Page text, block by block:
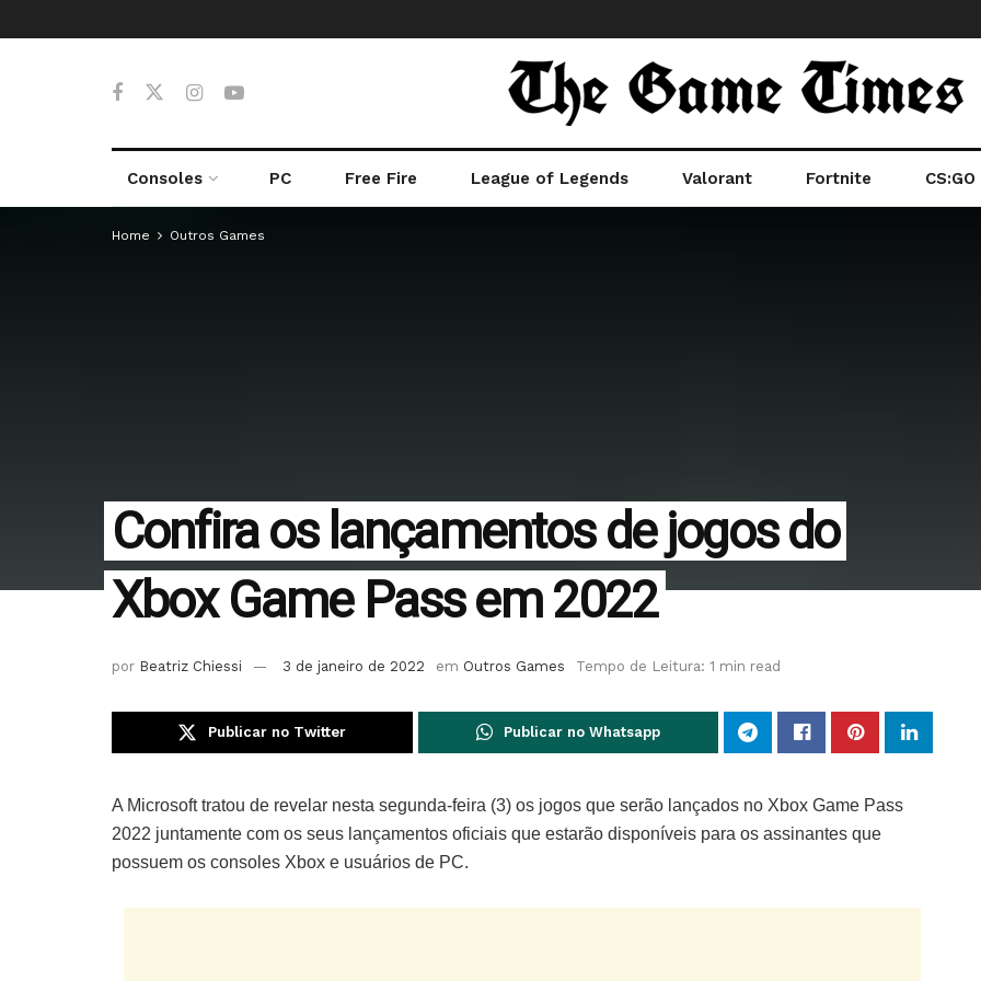
Consoles PC Free Fire League of Legends Valorant Fortnite CS:GO
Home Outros Games
Confira os lançamentos de jogos do
Xbox Game Pass em 2022
por Beatriz Chiessi 3 de janeiro de 2022 em Outros Games Tempo de Leitura: 1 min read
Publicar no Twitter Publicar no Whatsapp
A Microsoft tratou de revelar nesta segunda-feira (3) os jogos que serão lançados no Xbox Game Pass
2022 juntamente com os seus lançamentos oficiais que estarão disponíveis para os assinantes que
possuem os consoles Xbox e usuários de PC.